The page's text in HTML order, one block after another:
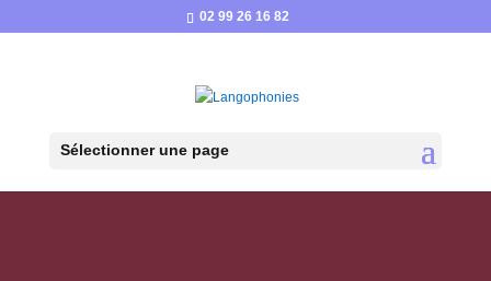
02 99 26 16 82
Sélectionner une page